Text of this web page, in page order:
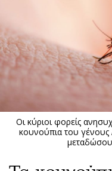
Κύπρος
Παιδεία
Υγεία
Πολιτική
Εκλογές 2024
Προεδρικές 2023
Δημοσκοπήσεις
Διπλωματία
Οι κύριοι φορείς
κουνούπια του